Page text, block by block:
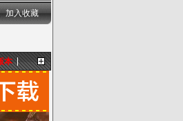
页|加入收藏
加入收藏
更多...
本